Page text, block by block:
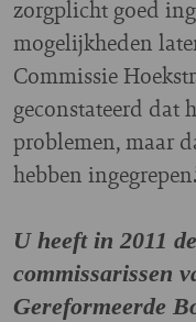
zorgplicht goed
mogelijkheden
Commissie
geconstateerd dat
problemen, maar
hebben
U heeft in 2011
commissarissen
Gereformeerde